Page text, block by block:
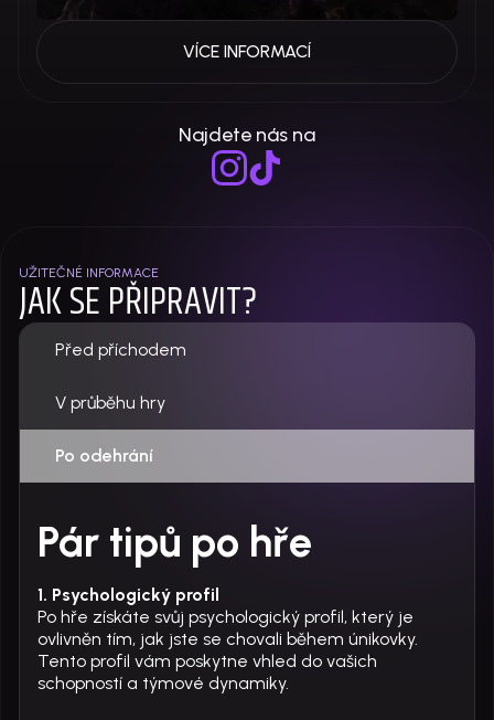
VÍCE INFORMACÍ
Najdete nás na
UŽITEČNÉ INFORMACE
JAK SE PŘIPRAVIT?
Před příchodem
V průběhu hry
Po odehrání
​​Pár tipů po hře
1. Psychologický profil
Po hře získáte svůj psychologický profil, který je
ovlivněn tím, jak jste se chovali během únikovky.
Tento profil vám poskytne vhled do vašich
schopností a týmové dynamiky.